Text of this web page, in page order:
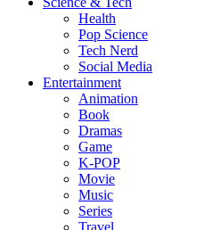
Health
Pop Science
Tech Nerd
Social Media
Entertainment
Animation
Book
Dramas
Game
K-POP
Movie
Music
Series
Travel